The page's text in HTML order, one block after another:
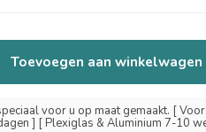
Toevoegen aan winkelwagen
voor u op maat gemaakt. [
] [ Plexiglas & Aluminium 7-10